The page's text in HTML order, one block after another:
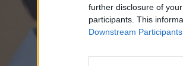
further disclosure of
participants. This
Downstream Participants